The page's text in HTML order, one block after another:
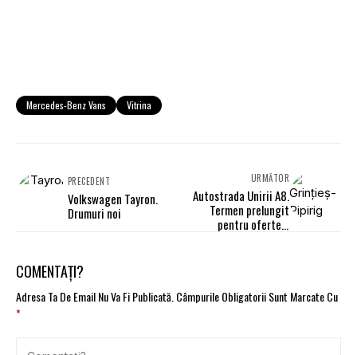
Mercedes-Benz Vans Vitrina
PRECEDENT
Volkswagen Tayron.
Drumuri noi
URMĂTOR
Autostrada Unirii A8.
Termen prelungit
pentru ofertele
COMENTAȚI?
Adresa Ta De Email Nu Va Fi Publicată.Câmpurile Obligatorii Sunt Marcate Cu
*